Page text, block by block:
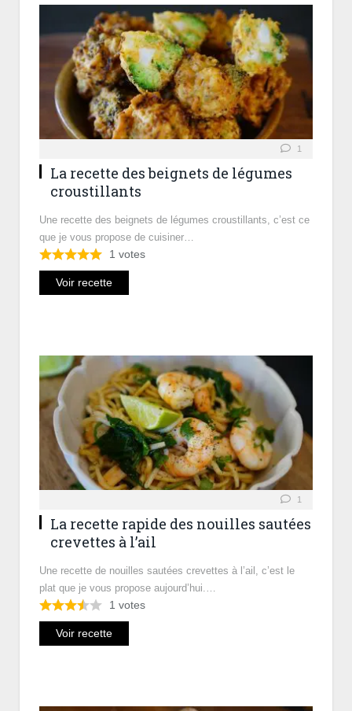
1
La recette des beignets de légumes
croustillants
Une recette des beignets de légumes croustillants, c’est ce
que je vous propose de cuisiner…
1 votes
Voir recette
1
La recette rapide des nouilles sautées
crevettes à l’ail
Une recette de nouilles sautées crevettes à l’ail, c’est le
plat que je vous propose aujourd’hui.…
1 votes
Voir recette